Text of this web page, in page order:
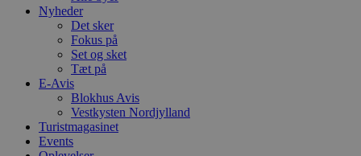
Nyheder
Det sker
Fokus på
Set og sket
Tæt på
E-Avis
Blokhus Avis
Vestkysten Nordjylland
Turistmagasinet
Events